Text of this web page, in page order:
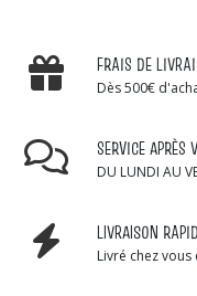
FRAIS DE
Dès 500€
SERVICE APRÈS
DU LUNDI AU
LIVRAISON
Livré chez vous